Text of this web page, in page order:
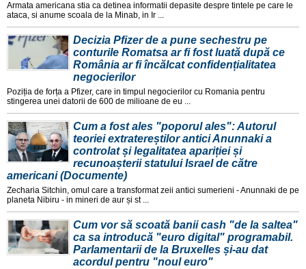
Armata americana stia ca detinea informatii depasite despre tintele pe care le
ataca, si anume scoala de la Minab, in Ir ...
Decizia Pfizer de a pune sechestru pe
conturile Romatsa ar fi fost luată după ce
România ar fi încălcat confidențialitatea
negocierilor
Poziția de forța a Pfizer, care in timpul negocierilor cu Romania pentru
stingerea unei datorii de 600 de milioane de eu ...
Cum a fost ales "poporul ales": Autorul
teoriei extratereștilor antici Anunnaki a
controlat și legalitatea apariției și
recunoașterii statului Israel de către
americani (Documente)
Zecharia Sitchin, omul care a transformat zeii antici sumerieni - Anunnaki de pe
planeta Nibiru - in mineri de aur și st ...
Cum vor să scoată banii cash "de la saltea"
ca sa introducă "euro digital" programabil.
Parlamentarii de la Bruxelles și-au dat
acordul pentru "noul euro"